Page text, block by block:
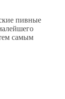
пивные
самым